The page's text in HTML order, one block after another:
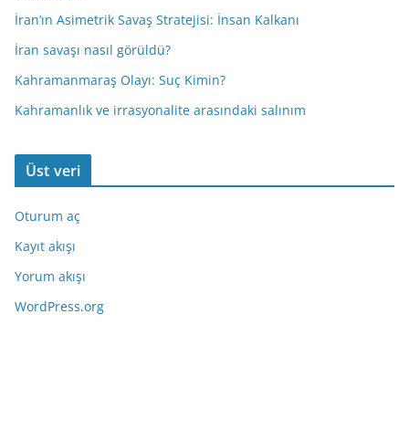
İran’ın Asimetrik Savaş Stratejisi: İnsan Kalkanı
İran savaşı nasıl görüldü?
Kahramanmaraş Olayı: Suç Kimin?
Kahramanlık ve irrasyonalite arasındaki salınım
Üst veri
Oturum aç
Kayıt akışı
Yorum akışı
WordPress.org